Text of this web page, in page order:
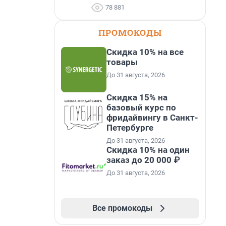
78 881
ПРОМОКОДЫ
Скидка 10% на все
товары
До 31 августа, 2026
Скидка 15% на
базовый курс по
фридайвингу в Санкт-
Петербурге
До 31 августа, 2026
Скидка 10% на один
заказ до 20 000 ₽
До 31 августа, 2026
Все промокоды